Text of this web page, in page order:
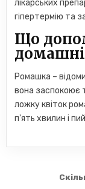
лікарських
гіпертермію та
Що
Ромашка –
вона заспокоює
ложку квіток
п'ять хвилин і